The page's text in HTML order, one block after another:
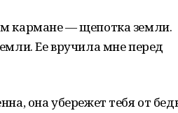
кармане — щепотка земли.
Ее вручила мне перед
она убережет тебя от